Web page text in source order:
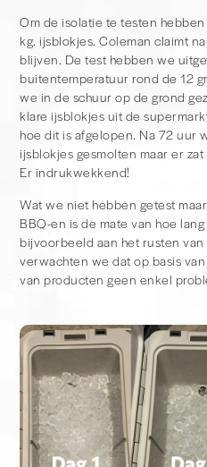
Om de isolatie te testen
kg. ijsblokjes. Coleman claimt
blijven. De test hebben we
buitentemperatuur rond de 12
we in de schuur op de grond
klare ijsblokjes uit de
hoe dit is afgelopen. Na 72 uur
ijsblokjes gesmolten maar er
Er indrukwekkend!
Wat we niet hebben getest
BBQ-en is de mate van hoe
bijvoorbeeld aan het rusten van
verwachten we dat op basis
van producten geen enkel